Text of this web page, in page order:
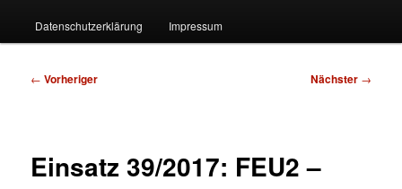
Datenschutzerklärung Impressum
Beitragsnavigation
← Vorheriger Nächster →
Einsatz 39/2017: FEU2 –